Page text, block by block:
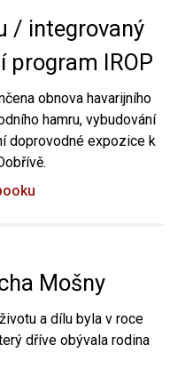
/ integrovaný
program IROP
obnova havarijního
hamru, vybudování
doprovodné expozice k
Mošny
a dílu byla v roce
dříve obývala rodina